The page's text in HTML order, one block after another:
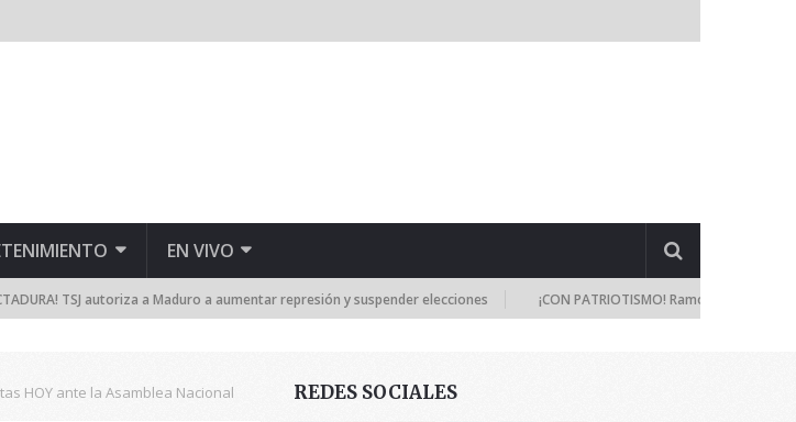
EN VIVO
TSJ autoriza a Maduro a aumentar represión y suspender elecciones ¡CON PATRIOTISMO! Ramos Allup: Los
HOY ante la Asamblea Nacional REDES SOCIALES